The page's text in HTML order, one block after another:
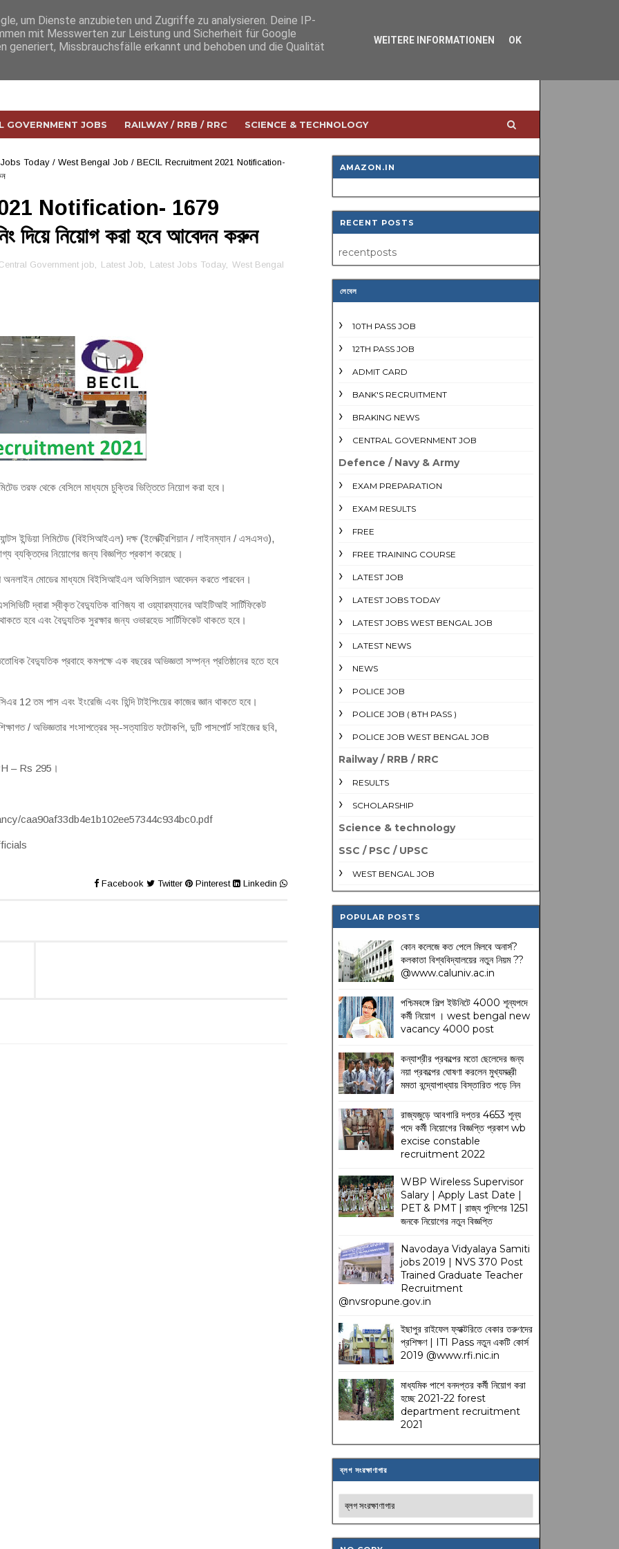
GOVERNMENT JOBS RAILWAY / RRB / RRC SCIENCE & TECHNOLOGY
Today/ West Bengal Job / BECIL Recruitment 2021 Notification-
Notification- 1679
নিয়োগ করা হবে আবেদন করুন
Government job, Latest Job, Latest Jobs Today, West Bengal
তরফ থেকে বেসিলে মাধ্যমে চুক্তির ভিত্তিতে নিয়োগ করা হবে।
ইন্ডিয়া লিমিটেড (বিইসিআইএল) দক্ষ (ইলেক্ট্রিশিয়ান / লাইনম্যান / এসএসও),
ব্যক্তিদের নিয়োগের জন্য বিজ্ঞপ্তি প্রকাশ করেছে।
মোডের মাধ্যমে বিইসিআইএল অফিসিয়াল আবেদন করতে পারবেন।
দ্বারা স্বীকৃত বৈদ্যুতিক বাণিজ্য বা ওয়্যারম্যানের আইটিআই সার্টিফিকেট
হবে এবং বৈদ্যুতিক সুরক্ষার জন্য ওভারহেড সার্টিফিকেট থাকতে হবে।
বৈদ্যুতিক প্রবাহে কমপক্ষে এক বছরের অভিজ্ঞতা সম্পন্ন প্রতিষ্ঠানের হতে হবে
12 তম পাস এবং ইংরেজি এবং হিন্দি টাইপিংয়ের কাজের জ্ঞান থাকতে হবে।
/ অভিজ্ঞতার শংসাপত্রের স্ব-সত্যায়িত ফটোকপি, দুটি পাসপোর্ট সাইজের ছবি,
– Rs 295।
caa90af33db4e1b102ee57344c934bc0.pdf
Facebook Twitter Pinterest Linkedin
AMAZON.IN
RECENT POSTS
recentposts
লেবেল
10TH PASS JOB
12TH PASS JOB
ADMIT CARD
BANK'S RECRUITMENT
BRAKING NEWS
CENTRAL GOVERNMENT JOB
Defence / Navy & Army
EXAM PREPARATION
EXAM RESULTS
FREE
FREE TRAINING COURSE
LATEST JOB
LATEST JOBS TODAY
LATEST JOBS WEST BENGAL JOB
LATEST NEWS
NEWS
POLICE JOB
POLICE JOB ( 8TH PASS )
POLICE JOB WEST BENGAL JOB
Railway / RRB / RRC
RESULTS
SCHOLARSHIP
Science & technology
SSC / PSC / UPSC
WEST BENGAL JOB
POPULAR POSTS
কোন কলেজে কত পেলে মিলবে অনার্স?
কলকাতা বিশ্ববিদ্যালয়ের নতুন নিয়ম??
@www.caluniv.ac.in
পশ্চিমবঙ্গে শিল্প ইউনিটে 4000 শূন্যপদে
কর্মী নিয়োগ । west bengal new
vacancy 4000 post
কন্যাশ্রীর প্রকল্পের মতো ছেলেদের জন্য
নয়া প্রকল্পের ঘোষণা করলেন মুখ্যমন্ত্রী
মমতা বন্দ্যোপাধ্যায় বিস্তারিত পড়ে নিন
রাজ্যজুড়ে আবগারি দপ্তর 4653 শূন্য
পদে কর্মী নিয়োগের বিজ্ঞপ্তি প্রকাশ wb
excise constable
recruitment 2022
WBP Wireless Supervisor
Salary | Apply Last Date |
PET & PMT | রাজ্য পুলিশের 1251
জনকে নিয়োগের নতুন বিজ্ঞপ্তি
Navodaya Vidyalaya Samiti
jobs 2019 | NVS 370 Post
Trained Graduate Teacher
Recruitment
@nvsropune.gov.in
ইছাপুর রাইফেল ফ্যাক্টরিতে বেকার তরুণদের
প্রশিক্ষণ | ITI Pass নতুন একটি কোর্স
2019 @www.rfi.nic.in
মাধ্যমিক পাশে বনদপ্তর কর্মী নিয়োগ করা
হচ্ছে 2021-22 forest
department recruitment
2021
ব্লগ সংরক্ষাণাগার
um Dienste anzubieten und Zugriffe zu analysieren. Deine IP-
mit Messwerten zur Leistung und Sicherheit für Google
generiert, Missbrauchsfälle erkannt und behoben und die Qualität
WEITERE INFORMATIONEN OK